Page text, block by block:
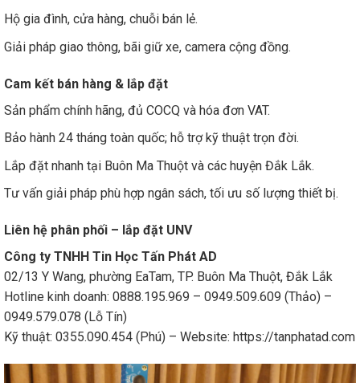
Hộ gia đình, cửa hàng, chuỗi bán lẻ.
Giải pháp giao thông, bãi giữ xe, camera cộng đồng.
Cam kết bán hàng & lắp đặt
Sản phẩm chính hãng, đủ COCQ và hóa đơn VAT.
Bảo hành 24 tháng toàn quốc; hỗ trợ kỹ thuật trọn đời.
Lắp đặt nhanh tại Buôn Ma Thuột và các huyện Đắk Lắk.
Tư vấn giải pháp phù hợp ngân sách, tối ưu số lượng thiết bị.
Liên hệ phân phối – lắp đặt UNV
Công ty TNHH Tin Học Tấn Phát AD
02/13 Y Wang, phường EaTam, TP. Buôn Ma Thuột, Đắk Lắk
Hotline kinh doanh: 0888.195.969 – 0949.509.609 (Thảo) –
0949.579.078 (Lỗ Tín)
Kỹ thuật: 0355.090.454 (Phú) – Website: https://tanphatad.com